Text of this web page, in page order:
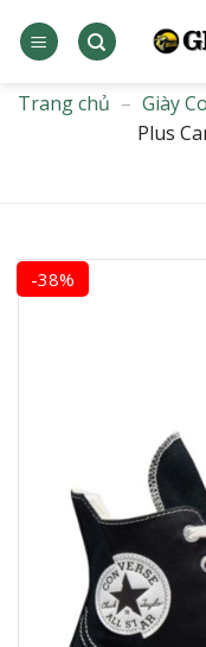
qua
dung
Trang chủ – Giày
Plus
-38%